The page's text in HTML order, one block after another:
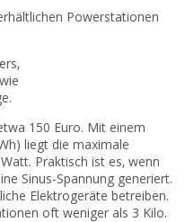
Powerstationen
150 Euro. Mit einem
liegt die maximale
Praktisch ist es, wenn
Sinus-Spannung generiert.
Elektrogeräte betreiben.
oft weniger als 3 Kilo.